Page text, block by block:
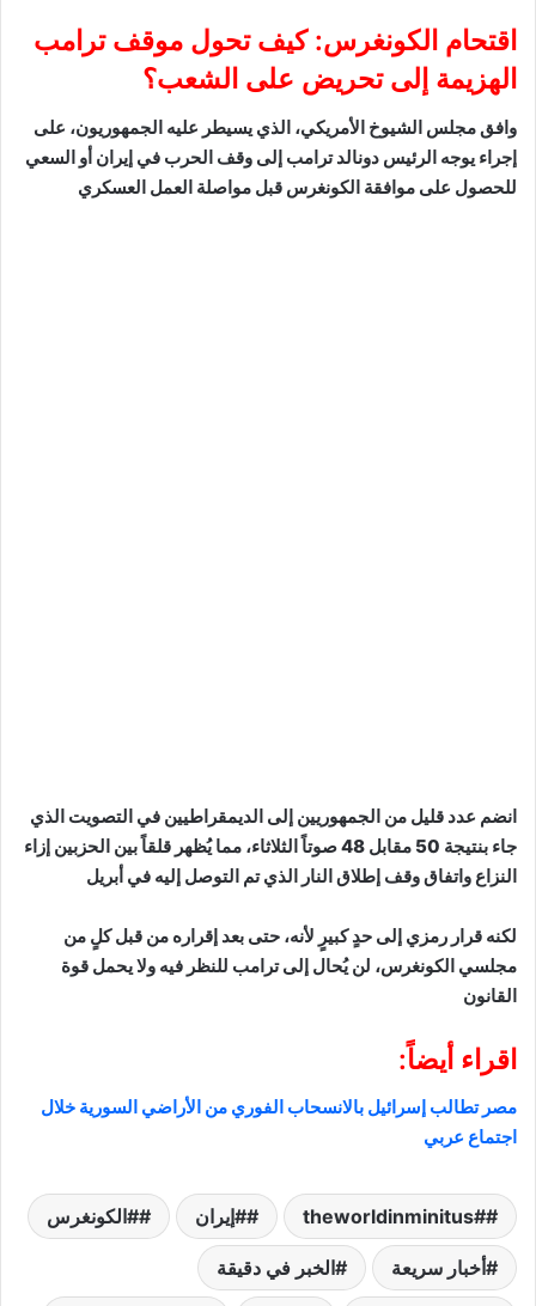
اقتحام الكونغرس: كيف تحول موقف ترامب
الهزيمة إلى تحريض على الشعب؟
وافق مجلس الشيوخ الأمريكي، الذي يسيطر عليه الجمهوريون، على
إجراء يوجه الرئيس دونالد ترامب إلى وقف الحرب في إيران أو السعي
للحصول على موافقة الكونغرس قبل مواصلة العمل العسكري
انضم عدد قليل من الجمهوريين إلى الديمقراطيين في التصويت الذي
جاء بنتيجة 50 مقابل 48 صوتاً الثلاثاء، مما يُظهر قلقاً بين الحزبين إزاء
النزاع واتفاق وقف إطلاق النار الذي تم التوصل إليه في أبريل
لكنه قرار رمزي إلى حدٍ كبيرٍ لأنه، حتى بعد إقراره من قبل كلٍ من
مجلسي الكونغرس، لن يُحال إلى ترامب للنظر فيه ولا يحمل قوة
القانون
اقراء أيضاً:
مصر تطالب إسرائيل بالانسحاب الفوري من الأراضي السورية خلال
اجتماع عربي
#theworldinminitus #إيران #الكونغرس
أخبار سريعة الخبر في دقيقة